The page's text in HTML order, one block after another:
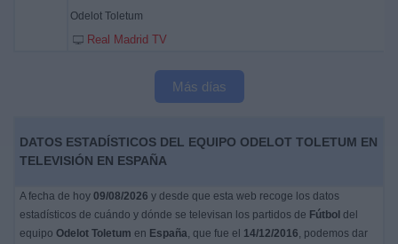
Odelot Toletum
Real Madrid TV
Más días
DATOS ESTADÍSTICOS DEL EQUIPO ODELOT TOLETUM EN
TELEVISIÓN EN ESPAÑA
A fecha de hoy 09/08/2026 y desde que esta web recoge los datos
estadísticos de cuándo y dónde se televisan los partidos de Fútbol del
equipo Odelot Toletum en España, que fue el 14/12/2016, podemos dar